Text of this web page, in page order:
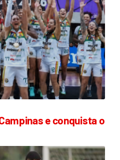
e conquista o